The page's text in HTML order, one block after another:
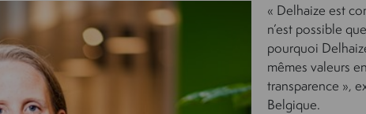
« Delhaize est
n’est possible
pourquoi
mêmes valeurs
transparence »,
Belgique.